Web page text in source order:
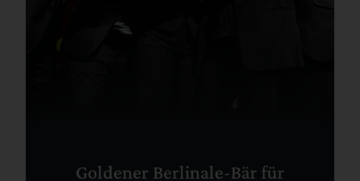
Goldener Berlinale-Bär für